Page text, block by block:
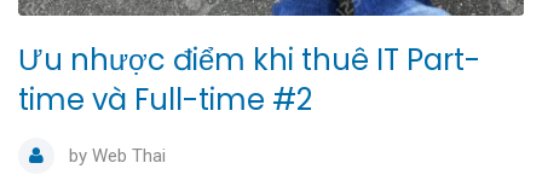
Ưu nhược điểm khi thuê IT Part-
time và Full-time #2
by Web Thai